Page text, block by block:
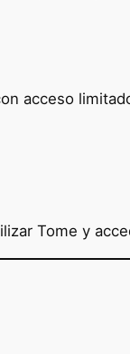
acceso
Tome y